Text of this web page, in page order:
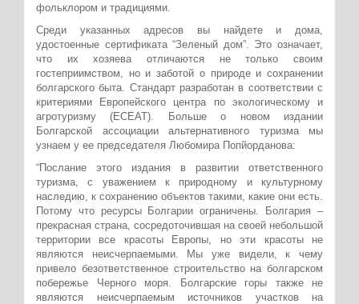
фольклором и традициями.
Среди указанных адресов вы найдете и дома,
удостоенные сертификата “Зеленый дом”. Это означает,
что их хозяева отличаются не только своим
гостеприимством, но и заботой о природе и сохранении
болгарского быта. Стандарт разработан в соответствии с
критериями Европейского центра по экологическому и
агротуризму (ЕСЕАТ). Больше о новом издании
Болгарской ассоциации альтернативного туризма мы
узнаем у ее председателя Любомира Попйорданова:
“Послание этого издания в развитии ответственного
туризма, с уважением к природному и культурному
наследию, к сохранению объектов такими, какие они есть.
Потому что ресурсы Болгарии ограничены. Болгария –
прекрасная страна, сосредоточившая на своей небольшой
территории все красоты Европы, но эти красоты не
являются неисчерпаемыми. Мы уже видели, к чему
привело безответственное строительство на болгарском
побережье Черного моря. Болгарские горы также не
являются неисчерпаемым источников участков на